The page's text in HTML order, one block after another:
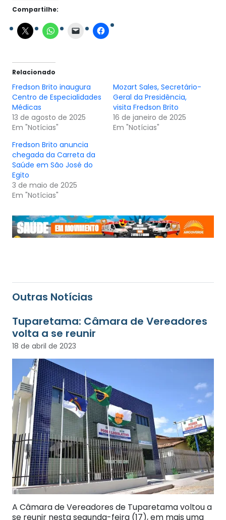
Compartilhe:
Relacionado
Fredson Brito inaugura
Centro de Especialidades
Médicas
13 de agosto de 2025
Em "Notícias"
Mozart Sales, Secretário-
Geral da Presidência,
visita Fredson Brito
16 de janeiro de 2025
Em "Notícias"
Fredson Brito anuncia
chegada da Carreta da
Saúde em São José do
Egito
3 de maio de 2025
Em "Notícias"
Outras Notícias
Tuparetama: Câmara de Vereadores
volta a se reunir
18 de abril de 2023
A Câmara de Vereadores de Tuparetama voltou a
se reunir nesta segunda-feira (17), em mais uma